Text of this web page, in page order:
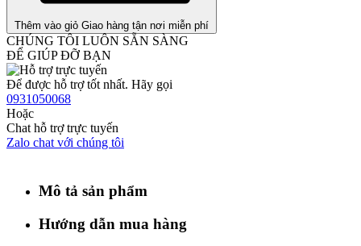
Thêm vào giỏ Giao hàng tận nơi miễn phí
CHÚNG TÔI LUÔN SẴN SÀNG
ĐỂ GIÚP ĐỠ BẠN
Để được hỗ trợ tốt nhất. Hãy gọi
0931050068
Hoặc
Chat hỗ trợ trực tuyến
Zalo chat với chúng tôi
Mô tả sản phẩm
Hướng dẫn mua hàng